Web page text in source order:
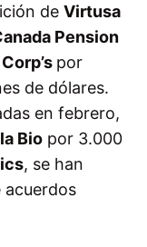
de Virtusa
Pension
por
de dólares.
en febrero,
Bio por 3.000
, se han
acuerdos